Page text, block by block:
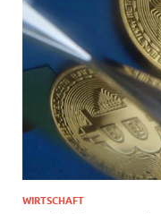
WIRTSCHAFT